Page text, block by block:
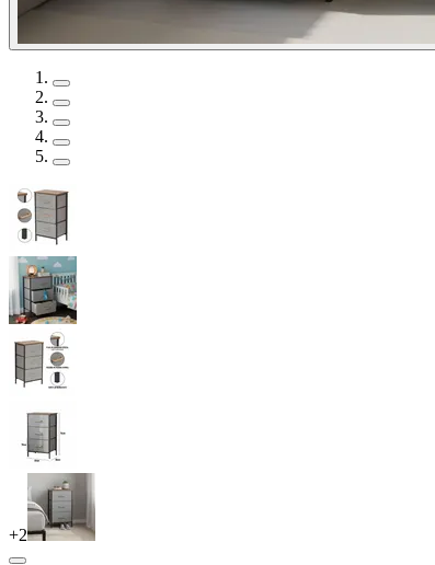
+2